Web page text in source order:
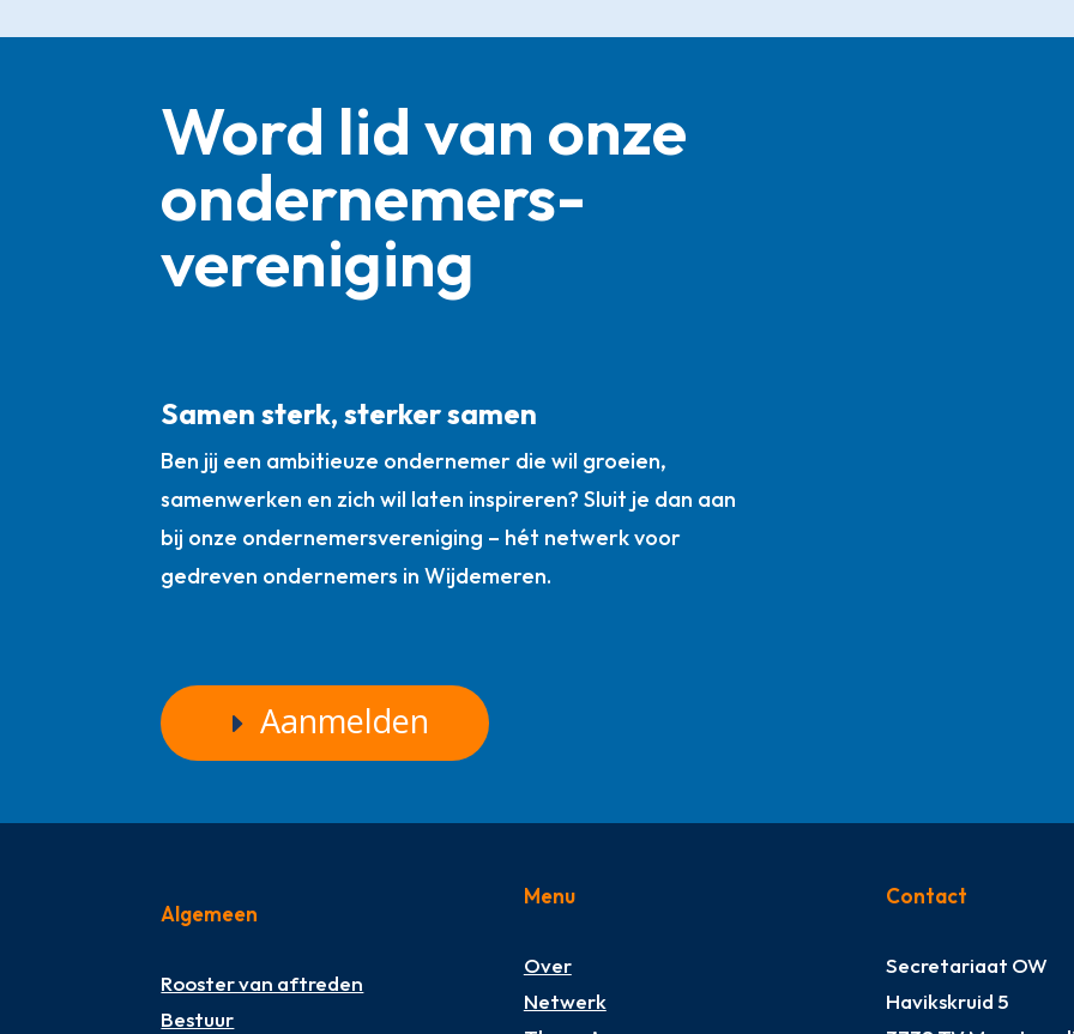
Word lid van onze
ondernemers­
vereniging
Samen sterk, sterker samen
Ben jij een ambitieuze ondernemer die wil groeien,
samenwerken en zich wil laten inspireren? Sluit je dan aan
bij onze ondernemersvereniging – hét netwerk voor
gedreven ondernemers in Wijdemeren.
Aanmelden
Algemeen
Rooster van aftreden
Bestuur
Menu
Over
Netwerk
Contact
Secretariaat OW
Havikskruid 5